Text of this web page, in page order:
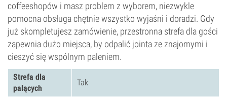
coffeeshopów i masz problem z wyborem, niezwykle
pomocna obsługa chętnie wszystko wyjaśni i doradzi. Gdy
już skompletujesz zamówienie, przestronna strefa dla gości
zapewnia dużo miejsca, by odpalić jointa ze znajomymi i
cieszyć się wspólnym paleniem.
Strefa dla
palących
Tak